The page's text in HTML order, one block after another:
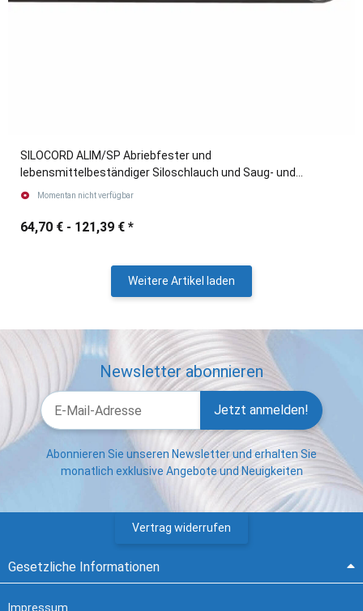
SILOCORD ALIM/SP Abriebfester und
lebensmittelbeständiger Siloschlauch und Saug- und
Druckschlauch
Momentan nicht verfügbar
64,70 € - 121,39 € *
Weitere Artikel laden
Newsletter abonnieren
Jetzt anmelden!
Abonnieren Sie unseren Newsletter und erhalten Sie
monatlich exklusive Angebote und Neuigkeiten
Vertrag widerrufen
Gesetzliche Informationen
Impressum